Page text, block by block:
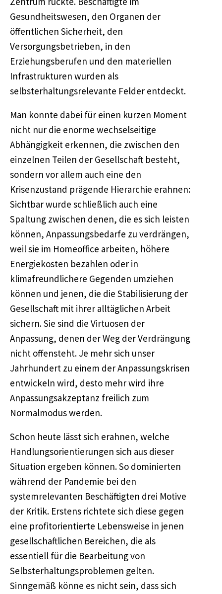
Gesundheitswesen, den Organen der
öffentlichen Sicherheit, den
Versorgungsbetrieben, in den
Erziehungsberufen und den materiellen
Infrastrukturen wurden als
selbsterhaltungsrelevante Felder entdeckt.
Man konnte dabei für einen kurzen Moment
nicht nur die enorme wechselseitige
Abhängigkeit erkennen, die zwischen den
einzelnen Teilen der Gesellschaft besteht,
sondern vor allem auch eine den
Krisenzustand prägende Hierarchie erahnen:
Sichtbar wurde schließlich auch eine
Spaltung zwischen denen, die es sich leisten
können, Anpassungsbedarfe zu verdrängen,
weil sie im Homeoffice arbeiten, höhere
Energiekosten bezahlen oder in
klimafreundlichere Gegenden umziehen
können und jenen, die die Stabilisierung der
Gesellschaft mit ihrer alltäglichen Arbeit
sichern. Sie sind die Virtuosen der
Anpassung, denen der Weg der Verdrängung
nicht offensteht. Je mehr sich unser
Jahrhundert zu einem der Anpassungskrisen
entwickeln wird, desto mehr wird ihre
Anpassungsakzeptanz freilich zum
Normalmodus werden.
Schon heute lässt sich erahnen, welche
Handlungsorientierungen sich aus dieser
Situation ergeben können. So dominierten
während der Pandemie bei den
systemrelevanten Beschäftigten drei Motive
der Kritik. Erstens richtete sich diese gegen
eine profitorientierte Lebensweise in jenen
gesellschaftlichen Bereichen, die als
essentiell für die Bearbeitung von
Selbsterhaltungsproblemen gelten.
Sinngemäß könne es nicht sein, dass sich